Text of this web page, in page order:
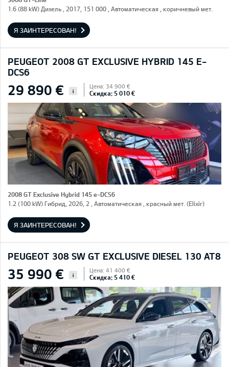
1.6 (88 kW) Дизель , 2017, 151 000 , Автоматическая , коричневый мет.
Я ЗАИНТЕРЕСОВАН!
PEUGEOT 2008 GT EXCLUSIVE HYBRID 145 E-
DCS6
29 890 € i
Цена: 34 900 €
Скидка: 5 010 €
2008 GT Exclusive Hybrid 145 e-DCS6
1.2 (100 kW) Гибрид, 2026, 2 , Автоматическая , красный мет. (Elixir)
Я ЗАИНТЕРЕСОВАН!
PEUGEOT 308 SW GT EXCLUSIVE DIESEL 130 AT8
35 990 € i
Цена: 41 400 €
Скидка: 5 410 €